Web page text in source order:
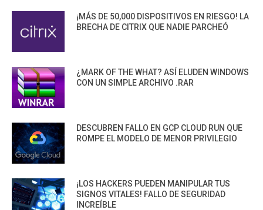
¡MÁS DE 50,000 DISPOSITIVOS EN RIESGO! LA
BRECHA DE CITRIX QUE NADIE PARCHEÓ
¿MARK OF THE WHAT? ASÍ ELUDEN WINDOWS
CON UN SIMPLE ARCHIVO .RAR
DESCUBREN FALLO EN GCP CLOUD RUN QUE
ROMPE EL MODELO DE MENOR PRIVILEGIO
¡LOS HACKERS PUEDEN MANIPULAR TUS
SIGNOS VITALES! FALLO DE SEGURIDAD
INCREÍBLE